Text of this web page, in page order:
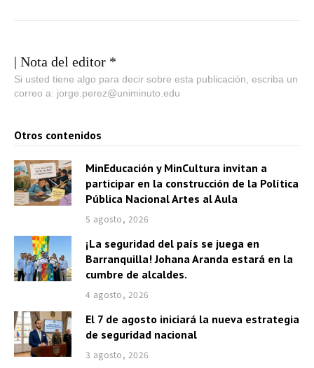
| Nota del editor *
Si usted tiene algo para decir sobre esta publicación, escriba un
correo a: jorge.perez@uniminuto.edu
Otros contenidos
MinEducación y MinCultura invitan a
participar en la construcción de la Política
Pública Nacional Artes al Aula
5 agosto, 2026
¡La seguridad del país se juega en
Barranquilla! Johana Aranda estará en la
cumbre de alcaldes.
4 agosto, 2026
El 7 de agosto iniciará la nueva estrategia
de seguridad nacional
3 agosto, 2026